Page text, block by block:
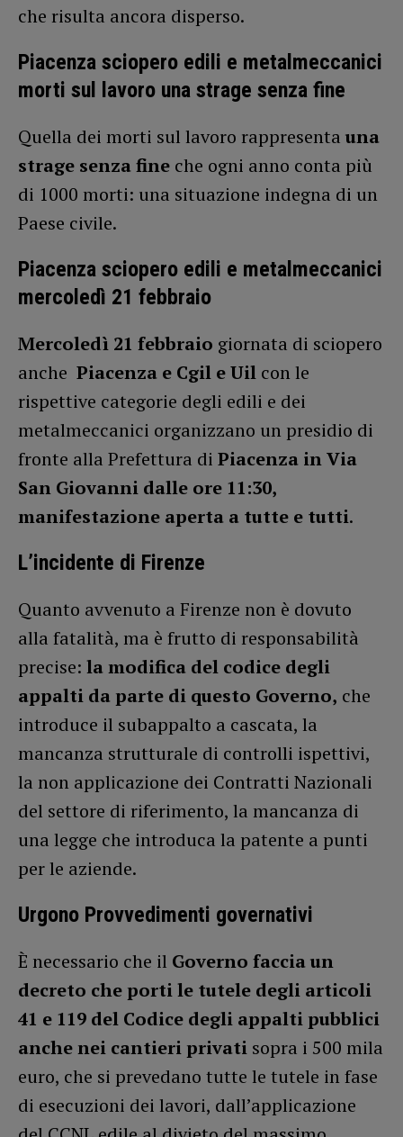
che risulta ancora disperso.
Piacenza sciopero edili e metalmeccanici
morti sul lavoro una strage senza fine
Quella dei morti sul lavoro rappresenta una
strage senza fine che ogni anno conta più
di 1000 morti: una situazione indegna di un
Paese civile.
Piacenza sciopero edili e metalmeccanici
mercoledì 21 febbraio
Mercoledì 21 febbraio giornata di sciopero
anche Piacenza e Cgil e Uil con le
rispettive categorie degli edili e dei
metalmeccanici organizzano un presidio di
fronte alla Prefettura di Piacenza in Via
San Giovanni dalle ore 11:30,
manifestazione aperta a tutte e tutti.
L’incidente di Firenze
Quanto avvenuto a Firenze non è dovuto
alla fatalità, ma è frutto di responsabilità
precise: la modifica del codice degli
appalti da parte di questo Governo, che
introduce il subappalto a cascata, la
mancanza strutturale di controlli ispettivi,
la non applicazione dei Contratti Nazionali
del settore di riferimento, la mancanza di
una legge che introduca la patente a punti
per le aziende.
Urgono Provvedimenti governativi
È necessario che il Governo faccia un
decreto che porti le tutele degli articoli
41 e 119 del Codice degli appalti pubblici
anche nei cantieri privati sopra i 500 mila
euro, che si prevedano tutte le tutele in fase
di esecuzioni dei lavori, dall’applicazione